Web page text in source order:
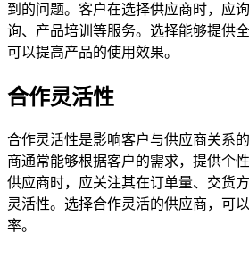
到的问题。客户在选择供应商时，应
询、产品培训等服务。选择能够提供
可以提高产品的使用效果。
合作灵活性
合作灵活性是影响客户与供应商关系
商通常能够根据客户的需求，提供个
供应商时，应关注其在订单量、交货
灵活性。选择合作灵活的供应商，可
率。